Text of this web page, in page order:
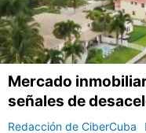
Mercado
señales de
Redacción de CiberCuba